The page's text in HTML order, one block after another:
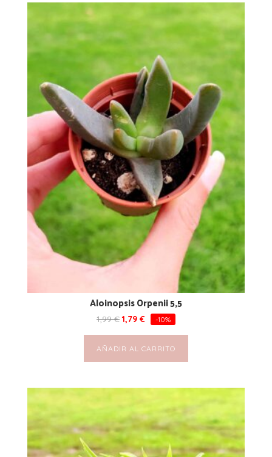
Aloinopsis Orpenii 5,5
1,99€ 1,79 € -10%
AÑADIR AL CARRITO